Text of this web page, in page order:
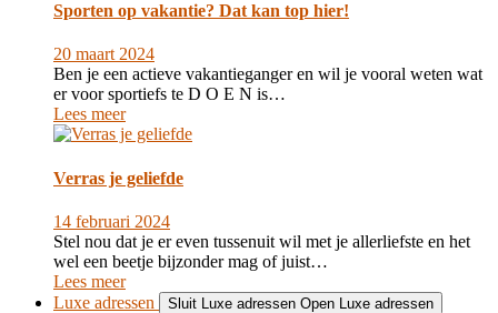
Sporten op vakantie? Dat kan top hier!
20 maart 2024
Ben je een actieve vakantieganger en wil je vooral weten wat
er voor sportiefs te D O E N is…
Lees meer
Verras je geliefde
14 februari 2024
Stel nou dat je er even tussenuit wil met je allerliefste en het
wel een beetje bijzonder mag of juist…
Lees meer
Luxe adressen
Sluit Luxe adressen Open Luxe adressen